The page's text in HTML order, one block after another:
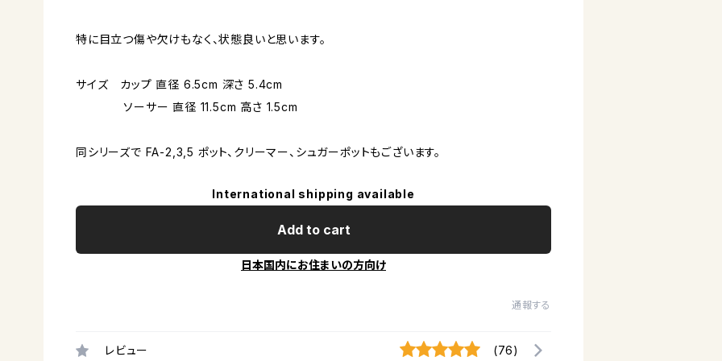
特に目立つ傷や欠けもなく、状態良いと思います。
サイズ カップ 直径 6.5cm 深さ 5.4cm
ソーサー 直径 11.5cm 高さ 1.5cm
同シリーズで FA-2,3,5 ポット、クリーマー、シュガーポットもございます。
International shipping available
Add to cart
日本国内にお住まいの方向け
通報する
レビュー (76)